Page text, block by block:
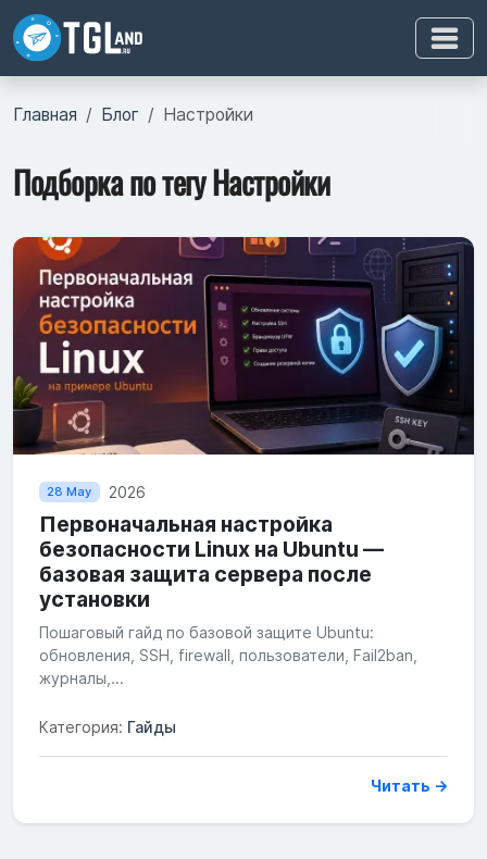
Главная Блог Настройки
Подборка по тегу Настройки
28 May 2026
Первоначальная настройка
безопасности Linux на Ubuntu —
базовая защита сервера после
установки
Пошаговый гайд по базовой защите Ubuntu:
обновления, SSH, firewall, пользователи, Fail2ban,
журналы,...
Категория: Гайды
Читать →